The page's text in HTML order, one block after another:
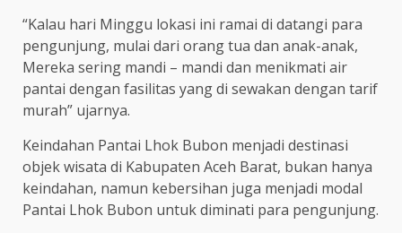
“Kalau hari Minggu lokasi ini ramai di datangi para
pengunjung, mulai dari orang tua dan anak-anak,
Mereka sering mandi – mandi dan menikmati air
pantai dengan fasilitas yang di sewakan dengan tarif
murah” ujarnya.
Keindahan Pantai Lhok Bubon menjadi destinasi
objek wisata di Kabupaten Aceh Barat, bukan hanya
keindahan, namun kebersihan juga menjadi modal
Pantai Lhok Bubon untuk diminati para pengunjung.